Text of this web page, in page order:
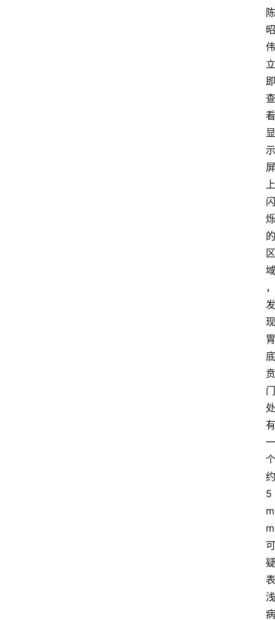
陈
昭
伟
立
即
查
看
显
示
屏
上
闪
烁
的
区
域
，
发
现
胃
底
贲
门
处
有
一
个
约
5
m
m
可
疑
表
浅
病